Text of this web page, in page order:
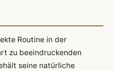
Routine in der
zu beeindruckenden
seine natürliche